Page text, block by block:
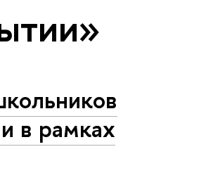
в рамках